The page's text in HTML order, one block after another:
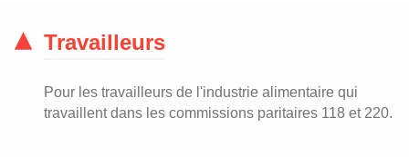
Travailleurs
Pour les travailleurs de l'industrie alimentaire qui
travaillent dans les commissions paritaires 118 et 220.